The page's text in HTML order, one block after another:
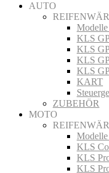
AUTO
KLS
KLS
KLS
KLS
KART
ZUBEHÖR
MOTO
KLS
KLS
KLS